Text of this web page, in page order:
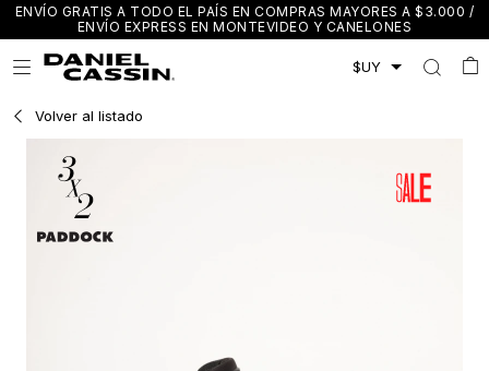
ENVÍO GRATIS A TODO EL PAÍS EN COMPRAS MAYORES A $3.000 /
ENVÍO EXPRESS EN MONTEVIDEO Y CANELONES

Volver al listado